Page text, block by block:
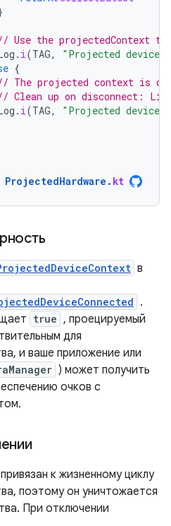
Use the projectedContext
. i(TAG,
"Projected device
{
The projected context is
Clean up on disconnect:
. i(TAG,
"Projected device
ProjectedHardware . kt
в
.
true , проецируемый
для
и ваше приложение или
) может получить
очков с
к жизненному циклу
поэтому он уничтожается
При отключении